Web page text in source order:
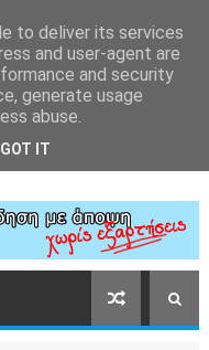
to deliver its services
and user-agent are
and security
generate usage
abuse.
GOT IT